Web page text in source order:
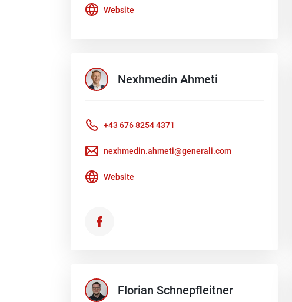
Website
Nexhmedin Ahmeti
+43 676 8254 4371
nexhmedin.ahmeti@generali.com
Website
Florian Schnepfleitner